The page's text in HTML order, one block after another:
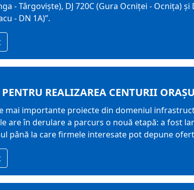
- Târgoviște), DJ 720C (Gura Ocniței - Ocnița)
- DN 1A)”.
REALIZAREA CENTURII
mai importante proiecte din domeniul
are în derulare a parcurs o nouă etapă: a fost
până la care firmele interesate pot depune